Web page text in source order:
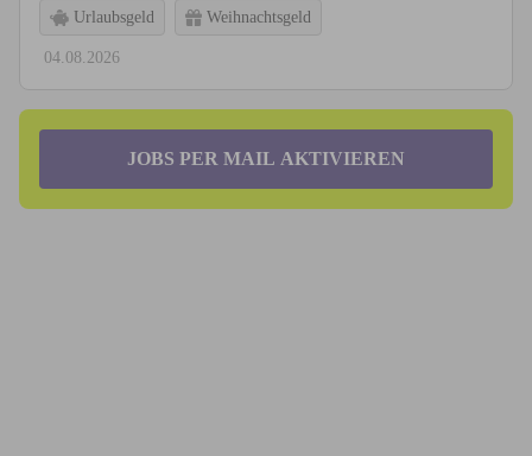
Urlaubsgeld Weihnachtsgeld
04.08.2026
JOBS PER MAIL AKTIVIEREN